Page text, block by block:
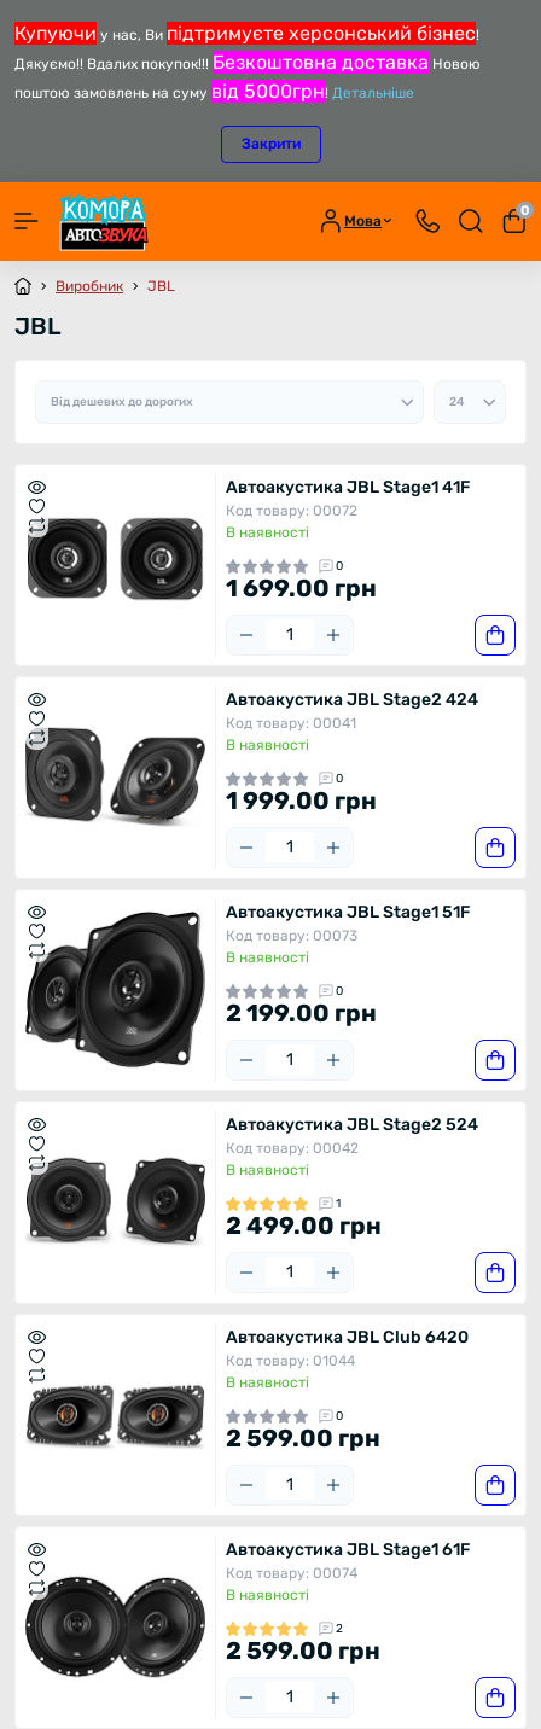
Купуючи у нас, Ви підтримуєте херсонський бізнес!
Дякуємо!! Вдалих покупок!!! Безкоштовна доставка Новою
поштою замовлень на суму від 5000грн! Детальніше
Закрити
Мова
0
Виробник JBL
JBL
Автоакустика JBL Stage1 41F
Код товару: 00072
В наявності
0
1 699.00 грн
Автоакустика JBL Stage2 424
Код товару: 00041
В наявності
0
1 999.00 грн
Автоакустика JBL Stage1 51F
Код товару: 00073
В наявності
0
2 199.00 грн
Автоакустика JBL Stage2 524
Код товару: 00042
В наявності
1
2 499.00 грн
Автоакустика JBL Club 6420
Код товару: 01044
В наявності
0
2 599.00 грн
Автоакустика JBL Stage1 61F
Код товару: 00074
В наявності
2
2 599.00 грн